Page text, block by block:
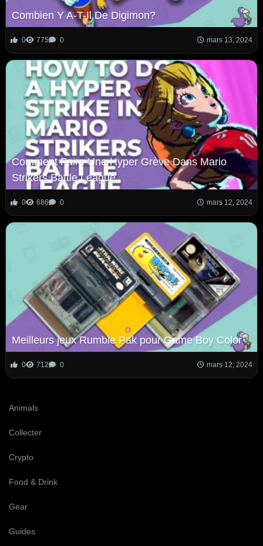
Combien Y A-T-Il De Digimon?
0 775 0 mars 13, 2024
Comment Faire Une Hyper Grève Dans Mario
Strikers Battle League
0 686 0 mars 12, 2024
Meilleurs jeux Rumble Pak pour Game Boy Color
0 712 0 mars 12, 2024
Animals
Collecter
Crypto
Food & Drink
Gear
Guides